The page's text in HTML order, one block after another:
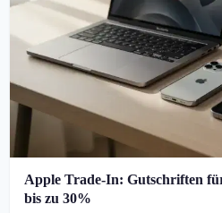
Apple Trade-In: Gutschriften
bis zu 30%